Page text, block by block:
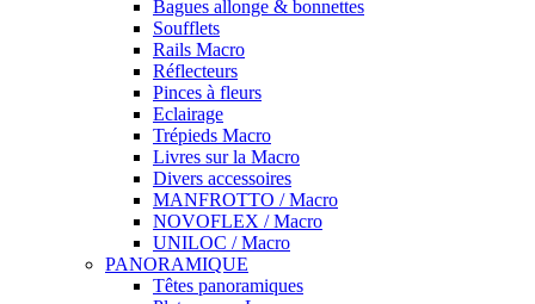
Bagues allonge & bonnettes
Soufflets
Rails Macro
Réflecteurs
Pinces à fleurs
Eclairage
Trépieds Macro
Livres sur la Macro
Divers accessoires
MANFROTTO / Macro
NOVOFLEX / Macro
UNILOC / Macro
PANORAMIQUE
Têtes panoramiques